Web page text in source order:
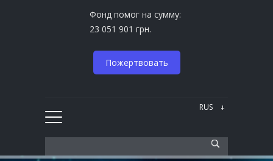
Фонд помог на сумму:
23 051 901 грн.
Пожертвовать